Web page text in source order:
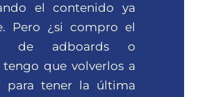
el contenido ya
Pero ¿si compro el
de adboards o
tengo que volverlos a
para tener la última